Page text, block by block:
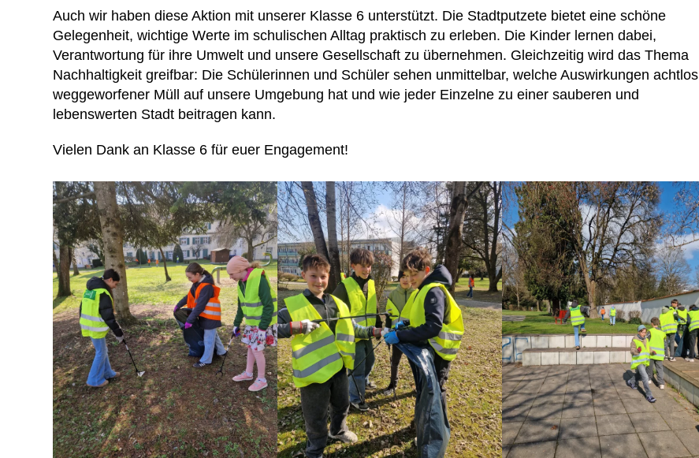
Auch wir haben diese Aktion mit unserer Klasse 6 unterstützt. Die Stadtputzete bietet eine schöne
Gelegenheit, wichtige Werte im schulischen Alltag praktisch zu erleben. Die Kinder lernen dabei,
Verantwortung für ihre Umwelt und unsere Gesellschaft zu übernehmen. Gleichzeitig wird das Thema
Nachhaltigkeit greifbar: Die Schülerinnen und Schüler sehen unmittelbar, welche Auswirkungen achtlos
weggeworfener Müll auf unsere Umgebung hat und wie jeder Einzelne zu einer sauberen und
lebenswerten Stadt beitragen kann.
Vielen Dank an Klasse 6 für euer Engagement!